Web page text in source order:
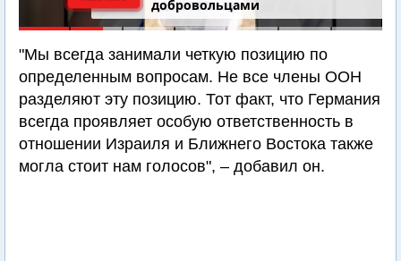
добровольцами
"Мы всегда занимали четкую позицию по
определенным вопросам. Не все члены ООН
разделяют эту позицию. Тот факт, что Германия
всегда проявляет особую ответственность в
отношении Израиля и Ближнего Востока также
могла стоит нам голосов", – добавил он.